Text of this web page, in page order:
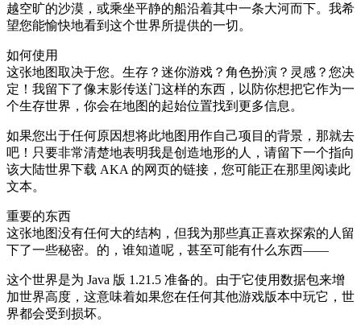
越空旷的沙漠，或乘坐平静的船沿着其中一条大河而下。我希
望您能愉快地看到这个世界所提供的一切。
如何使用
这张地图取决于您。生存？迷你游戏？角色扮演？灵感？您决
定！我留下了像末影传送门这样的东西，以防你想把它作为一
个生存世界，你会在地图的起始位置找到更多信息。
如果您出于任何原因想将此地图用作自己项目的背景，那就去
吧！只要非常清楚地表明我是创造地形的人，请留下一个指向
该大陆世界下载 AKA 的网页的链接，您可能正在那里阅读此
文本。
重要的东西
这张地图没有任何大的结构，但我为那些真正喜欢探索的人留
下了一些秘密。的，谁知道呢，甚至可能有什么东西——
这个世界是为 Java 版 1.21.5 准备的。由于它使用数据包来增
加世界高度，这意味着如果您在任何其他游戏版本中玩它，世
界都会受到损坏。